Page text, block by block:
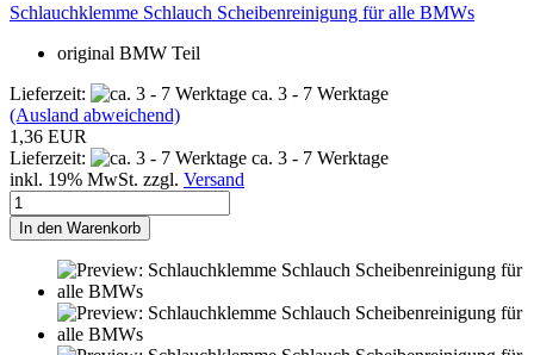
Schlauchklemme Schlauch Scheibenreinigung für alle BMWs
original BMW Teil
Lieferzeit:
ca. 3 - 7 Werktage
(Ausland abweichend)
1,36 EUR
Lieferzeit:
ca. 3 - 7 Werktage
inkl. 19% MwSt. zzgl. Versand
In den Warenkorb